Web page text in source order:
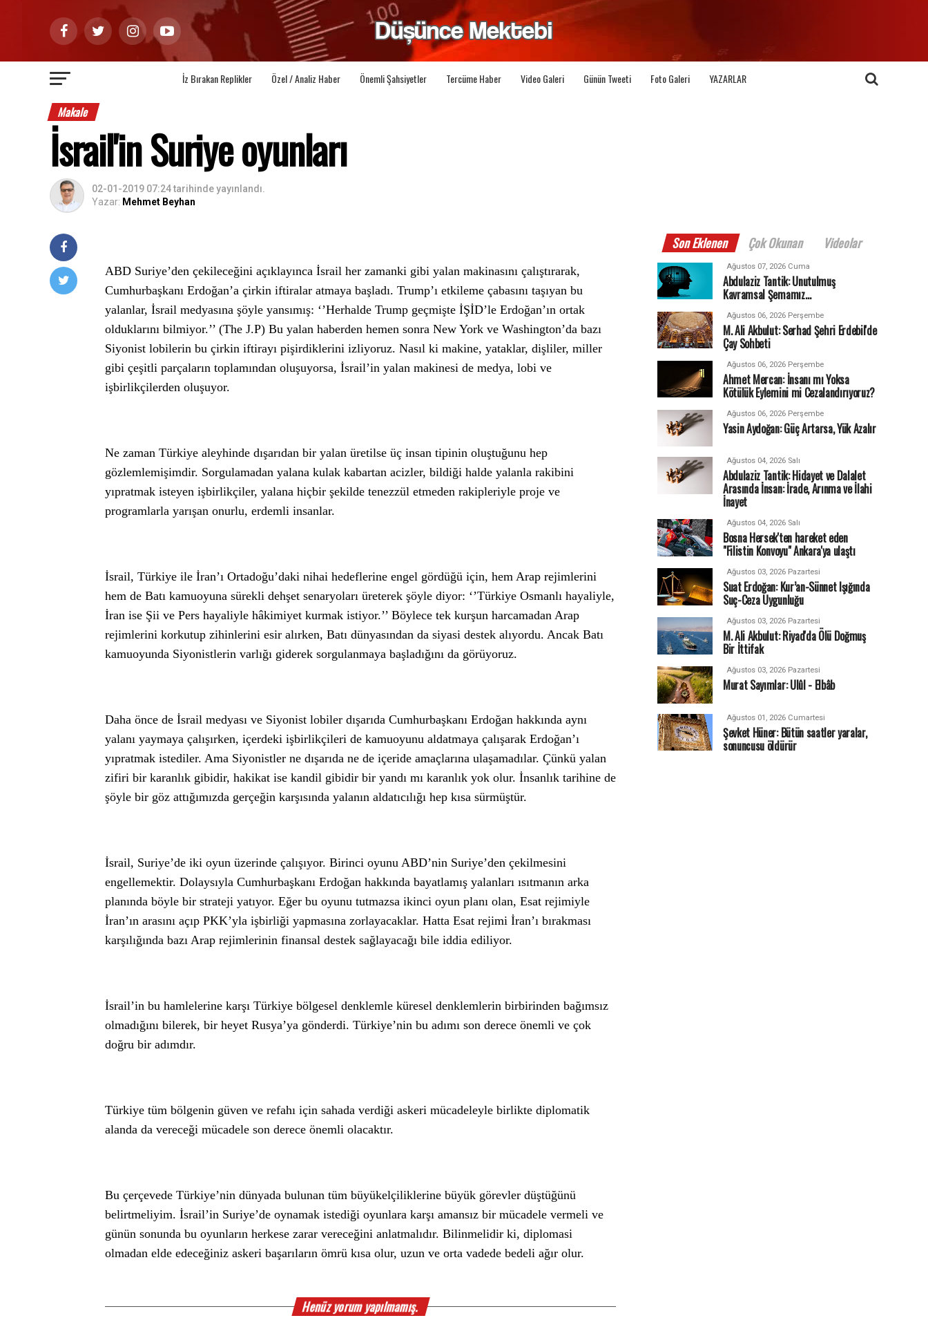
İz Bırakan Replikler Özel / Analiz Haber Önemli Şahsiyetler Tercüme Haber Video Galeri Günün Tweeti Foto Galeri YAZARLAR
Makale
İsrail'in Suriye oyunları
02-01-2019 07:24tarihinde yayınlandı.
Yazar: Mehmet Beyhan
ABD Suriye’den çekileceğini açıklayınca İsrail her zamanki gibi yalan makinasını çalıştırarak,
Cumhurbaşkanı Erdoğan’a çirkin iftiralar atmaya başladı. Trump’ı etkileme çabasını taşıyan bu
yalanlar, İsrail medyasına şöyle yansımış: ‘’Herhalde Trump geçmişte İŞİD’le Erdoğan’ın ortak
olduklarını bilmiyor.’’ (The J.P) Bu yalan haberden hemen sonra New York ve Washington’da bazı
Siyonist lobilerin bu çirkin iftirayı pişirdiklerini izliyoruz. Nasıl ki makine, yataklar, dişliler, miller
gibi çeşitli parçaların toplamından oluşuyorsa, İsrail’in yalan makinesi de medya, lobi ve
işbirlikçilerden oluşuyor.
Ne zaman Türkiye aleyhinde dışarıdan bir yalan üretilse üç insan tipinin oluştuğunu hep
gözlemlemişimdir. Sorgulamadan yalana kulak kabartan acizler, bildiği halde yalanla rakibini
yıpratmak isteyen işbirlikçiler, yalana hiçbir şekilde tenezzül etmeden rakipleriyle proje ve
programlarla yarışan onurlu, erdemli insanlar.
İsrail, Türkiye ile İran’ı Ortadoğu’daki nihai hedeflerine engel gördüğü için, hem Arap rejimlerini
hem de Batı kamuoyuna sürekli dehşet senaryoları üreterek şöyle diyor: ‘’Türkiye Osmanlı hayaliyle,
İran ise Şii ve Pers hayaliyle hâkimiyet kurmak istiyor.’’ Böylece tek kurşun harcamadan Arap
rejimlerini korkutup zihinlerini esir alırken, Batı dünyasından da siyasi destek alıyordu. Ancak Batı
kamuoyunda Siyonistlerin varlığı giderek sorgulanmaya başladığını da görüyoruz.
Daha önce de İsrail medyası ve Siyonist lobiler dışarıda Cumhurbaşkanı Erdoğan hakkında aynı
yalanı yaymaya çalışırken, içerdeki işbirlikçileri de kamuoyunu aldatmaya çalışarak Erdoğan’ı
yıpratmak istediler. Ama Siyonistler ne dışarıda ne de içeride amaçlarına ulaşamadılar. Çünkü yalan
zifiri bir karanlık gibidir, hakikat ise kandil gibidir bir yandı mı karanlık yok olur. İnsanlık tarihine de
şöyle bir göz attığımızda gerçeğin karşısında yalanın aldatıcılığı hep kısa sürmüştür.
İsrail, Suriye’de iki oyun üzerinde çalışıyor. Birinci oyunu ABD’nin Suriye’den çekilmesini
engellemektir. Dolaysıyla Cumhurbaşkanı Erdoğan hakkında bayatlamış yalanları ısıtmanın arka
planında böyle bir strateji yatıyor. Eğer bu oyunu tutmazsa ikinci oyun planı olan, Esat rejimiyle
İran’ın arasını açıp PKK’yla işbirliği yapmasına zorlayacaklar. Hatta Esat rejimi İran’ı bırakması
karşılığında bazı Arap rejimlerinin finansal destek sağlayacağı bile iddia ediliyor.
İsrail’in bu hamlelerine karşı Türkiye bölgesel denklemle küresel denklemlerin birbirinden bağımsız
olmadığını bilerek, bir heyet Rusya’ya gönderdi. Türkiye’nin bu adımı son derece önemli ve çok
doğru bir adımdır.
Türkiye tüm bölgenin güven ve refahı için sahada verdiği askeri mücadeleyle birlikte diplomatik
alanda da vereceği mücadele son derece önemli olacaktır.
Bu çerçevede Türkiye’nin dünyada bulunan tüm büyükelçiliklerine büyük görevler düştüğünü
belirtmeliyim. İsrail’in Suriye’de oynamak istediği oyunlara karşı amansız bir mücadele vermeli ve
günün sonunda bu oyunların herkese zarar vereceğini anlatmalıdır. Bilinmelidir ki, diplomasi
olmadan elde edeceğiniz askeri başarıların ömrü kısa olur, uzun ve orta vadede bedeli ağır olur.
Henüz yorum yapılmamış.
Son Eklenen Çok Okunan Videolar
Ağustos 07, 2026 Cuma
Abdulaziz Tantik: Unutulmuş
Kavramsal Şemamız…
Ağustos 06, 2026 Perşembe
M. Ali Akbulut: Serhad Şehri Erdebil'de
Çay Sohbeti
Ağustos 06, 2026 Perşembe
Ahmet Mercan: İnsanı mı Yoksa
Kötülük Eylemini mi Cezalandırıyoruz?
Ağustos 06, 2026 Perşembe
Yasin Aydoğan: Güç Artarsa, Yük Azalır
Ağustos 04, 2026 Salı
Abdulaziz Tantik: Hidayet ve Dalalet
Arasında İnsan: İrade, Arınma ve İlahi
İnayet
Ağustos 04, 2026 Salı
Bosna Hersek'ten hareket eden
"Filistin Konvoyu" Ankara'ya ulaştı
Ağustos 03, 2026 Pazartesi
Suat Erdoğan: Kur’an-Sünnet Işığında
Suç-Ceza Uygunluğu
Ağustos 03, 2026 Pazartesi
M. Ali Akbulut: Riyad'da Ölü Doğmuş
Bir İttifak
Ağustos 03, 2026 Pazartesi
Murat Sayımlar: Ulûl - Elbâb
Ağustos 01, 2026 Cumartesi
Şevket Hüner: Bütün saatler yaralar,
sonuncusu öldürür